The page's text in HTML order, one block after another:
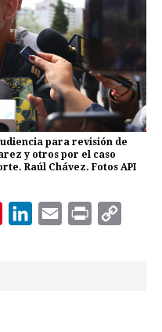
para revisión de
y otros por el caso
Raúl Chávez. Fotos API